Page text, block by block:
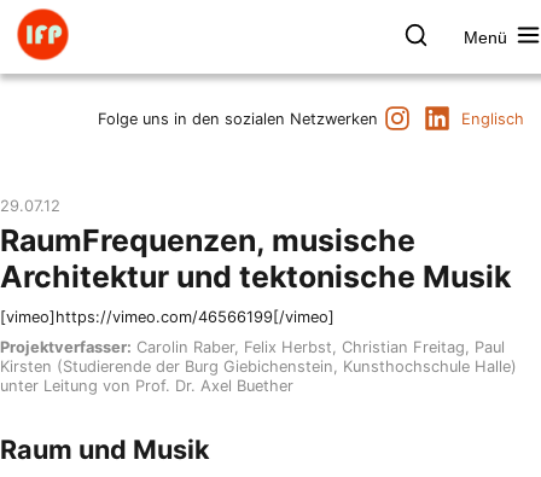
Zum
Inhalt
springen
Farbpsychologie
Menü
Vorträge & Publikationen
Axel Buether
Kontakt
Folge uns in den sozialen Netzwerken
InstagramLinkedIn
Englisch
29.07.12
RaumFrequenzen, musische
Architektur und tektonische Musik
[vimeo]https://vimeo.com/46566199[/vimeo]
Projektverfasser: Carolin Raber, Felix Herbst, Christian Freitag, Paul
Kirsten (Studierende der Burg Giebichenstein, Kunsthochschule Halle)
unter Leitung von Prof. Dr. Axel Buether
Raum und Musik